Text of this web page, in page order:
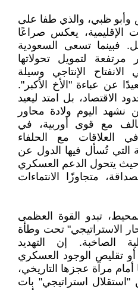
وأبو ظبي، والذي طفا على
الإقليمية، يعكس صراعًا
فبينما تسعى السعودية
لتمويل تحولاتها
الانفتاح الإنتاجي وسيلة
عن عباءة "الأخ الأكبر".
الاقتصاد، بل امتد ليعيد
اليوم ولادة محاور
مع قوى أوربية، في
مع الحلفاء
التي تُسأل فيها الدول عن
يتحول الدعم العسكري
متجاوزًا الانتماءات
تبدو القوة العظمى
الاستراتيجي" تحت وطأة
الصاخبة. إن التهديد
تقليص الوجود العسكري
مرآة عجزها التاريخي،
استراتيجي" بات